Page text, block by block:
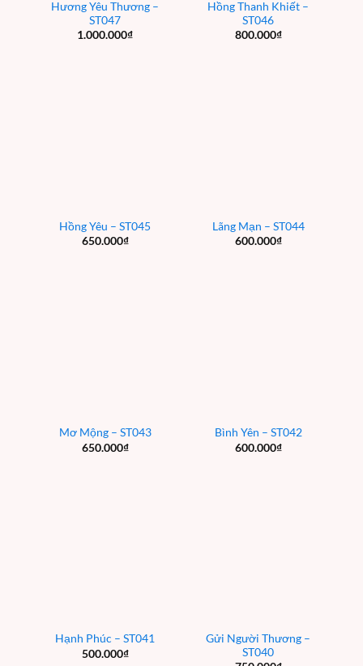
Hương Yêu Thương –
ST047
1.000.000₫
Hồng Thanh Khiết –
ST046
800.000₫
Hồng Yêu – ST045
650.000₫
Lãng Mạn – ST044
600.000₫
Mơ Mộng – ST043
650.000₫
Bình Yên – ST042
600.000₫
Hạnh Phúc – ST041
500.000₫
Gửi Người Thương –
ST040